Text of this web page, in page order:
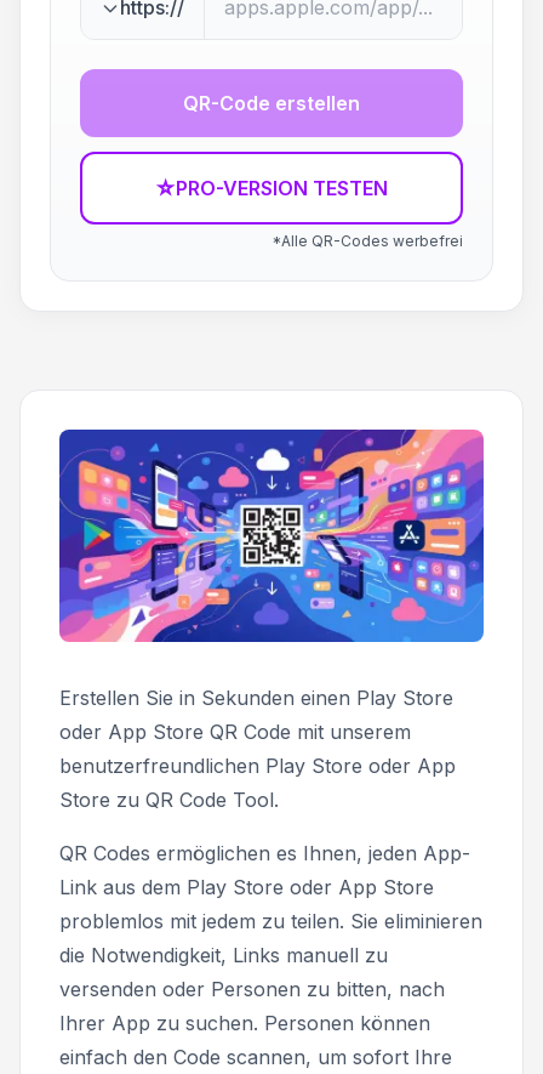
https://
QR-Code erstellen
☆PRO-VERSION TESTEN
*Alle QR-Codes werbefrei
Erstellen Sie in Sekunden einen Play Store
oder App Store QR Code mit unserem
benutzerfreundlichen Play Store oder App
Store zu QR Code Tool.
QR Codes ermöglichen es Ihnen, jeden App-
Link aus dem Play Store oder App Store
problemlos mit jedem zu teilen. Sie eliminieren
die Notwendigkeit, Links manuell zu
versenden oder Personen zu bitten, nach
Ihrer App zu suchen. Personen können
einfach den Code scannen, um sofort Ihre